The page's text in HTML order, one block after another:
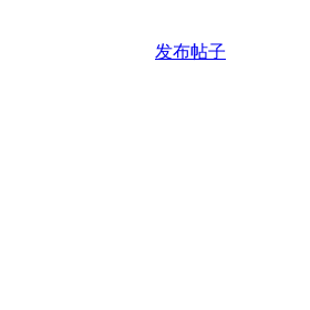
发布帖子